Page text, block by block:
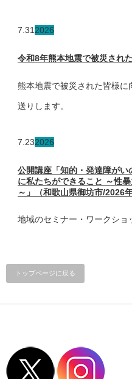
7.312026
令和8年熊本地震で被災され
熊本地震で被災された皆様
送りします。
7.232026
公開講座「知的・発達障が
に私たちができること ～性
～」（和歌山県御坊市/2026
地域のセミナー・ワークショ
トップページに戻る